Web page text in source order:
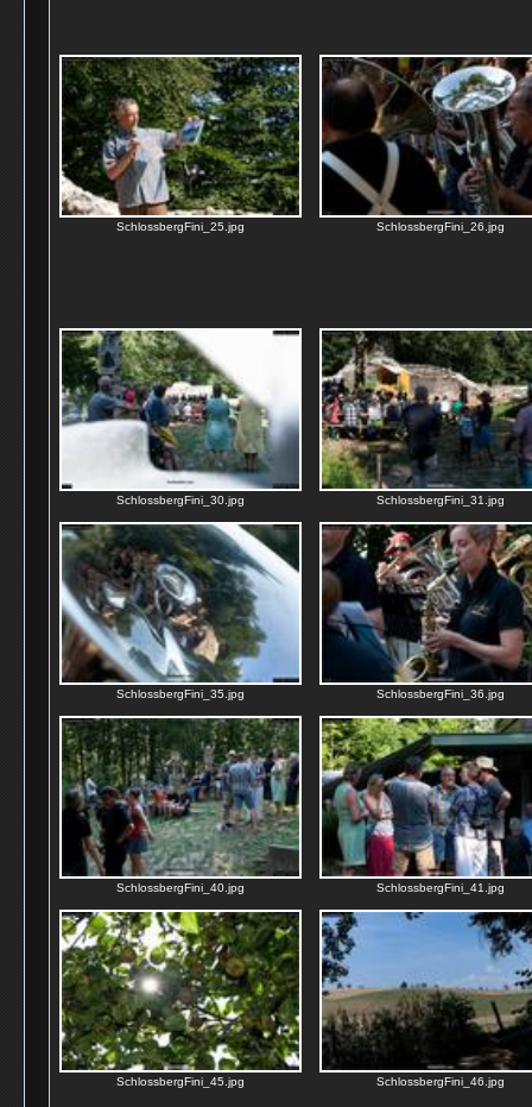
SchlossbergFini_25.jpg SchlossbergFini_26.jpg
SchlossbergFini_30.jpg SchlossbergFini_31.jpg
SchlossbergFini_35.jpg SchlossbergFini_36.jpg
SchlossbergFini_40.jpg SchlossbergFini_41.jpg
SchlossbergFini_45.jpg SchlossbergFini_46.jpg